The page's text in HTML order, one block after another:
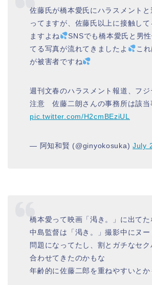
佐藤氏が橋本愛氏にハラスメント
ってますが、佐藤氏以上に接触し
ますよね
SNSでも橋本愛氏と男
てる写真が流れてきましたよ
こ
が被害者ですね
週刊文春のハラスメント報道、フ
注意 佐藤二朗さんの事務所は該当
pic.twitter.com/H2cmBEziUL
— 阿知和賢 (@ginyokosuka)July
橋本愛って映画「渇き。」に出てた
中島監督は「渇き。」撮影中にヌ
問題になってたし、割とガチなセ
合わせてきたのかもな
年齢的に佐藤二郎を重ねやすいとか